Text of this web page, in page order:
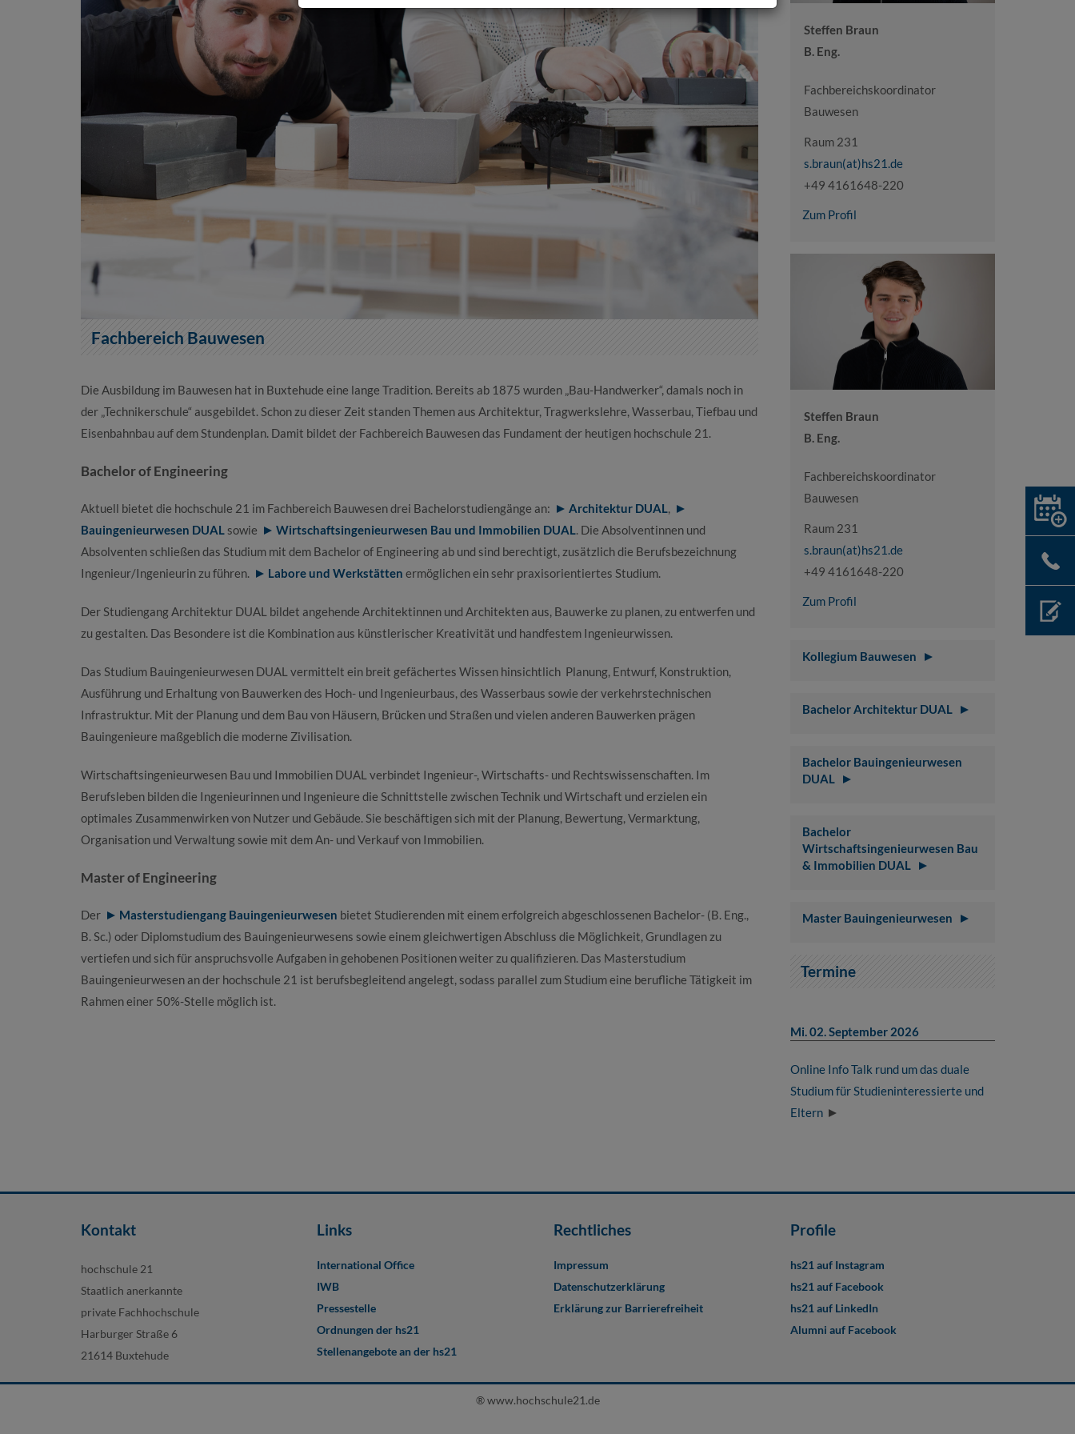
Fachbereich Bauwesen
Die Ausbildung im Bauwesen hat in Buxtehude eine lange Tradition. Bereits ab 1875 wurden „Bau-Handwerker“, damals noch in
der „Technikerschule“ ausgebildet. Schon zu dieser Zeit standen Themen aus Architektur, Tragwerkslehre, Wasserbau, Tiefbau und
Eisenbahnbau auf dem Stundenplan. Damit bildet der Fachbereich Bauwesen das Fundament der heutigen hochschule 21.
Bachelor of Engineering
Aktuell bietet die hochschule 21 im Fachbereich Bauwesen drei Bachelorstudiengänge an: Architektur DUAL,
Bauingenieurwesen DUALsowie Wirtschaftsingenieurwesen Bau und Immobilien DUAL. Die Absolventinnen und
Absolventen schließen das Studium mit dem Bachelor of Engineering ab und sind berechtigt, zusätzlich die Berufsbezeichnung
Ingenieur/Ingenieurin zu führen.
Labore und Werkstätten ermöglichen ein sehr praxisorientiertes Studium.
Der Studiengang Architektur DUAL bildet angehende Architektinnen und Architekten aus, Bauwerke zu planen, zu entwerfen und
zu gestalten. Das Besondere ist die Kombination aus künstlerischer Kreativität und handfestem Ingenieurwissen.
Das Studium Bauingenieurwesen DUAL vermittelt ein breit gefächertes Wissen hinsichtlich Planung, Entwurf, Konstruktion,
Ausführung und Erhaltung von Bauwerken des Hoch- und Ingenieurbaus, des Wasserbaus sowie der verkehrstechnischen
Infrastruktur. Mit der Planung und dem Bau von Häusern, Brücken und Straßen und vielen anderen Bauwerken prägen
Bauingenieure maßgeblich die moderne Zivilisation.
Wirtschaftsingenieurwesen Bau und Immobilien DUAL verbindet Ingenieur-, Wirtschafts- und Rechtswissenschaften. Im
Berufsleben bilden die Ingenieurinnen und Ingenieure die Schnittstelle zwischen Technik und Wirtschaft und erzielen ein
optimales Zusammenwirken von Nutzer und Gebäude. Sie beschäftigen sich mit der Planung, Bewertung, Vermarktung,
Organisation und Verwaltung sowie mit dem An- und Verkauf von Immobilien.
Master of Engineering
Der Masterstudiengang Bauingenieurwesen bietet Studierenden mit einem erfolgreich abgeschlossenen Bachelor- (B. Eng.,
B. Sc.) oder Diplomstudium des Bauingenieurwesens sowie einem gleichwertigen Abschluss die Möglichkeit, Grundlagen zu
vertiefen und sich für anspruchsvolle Aufgaben in gehobenen Positionen weiter zu qualifizieren. Das Masterstudium
Bauingenieurwesen an der hochschule 21 ist berufsbegleitend angelegt, sodass parallel zum Studium eine berufliche Tätigkeit im
Rahmen einer 50%-Stelle möglich ist.
Steffen Braun
B. Eng.
Fachbereichskoordinator
Bauwesen
Raum 231
s.braun(at)hs21.de
+49 4161648-220
Zum Profil
Steffen Braun
B. Eng.
Fachbereichskoordinator
Bauwesen
Raum 231
s.braun(at)hs21.de
+49 4161648-220
Zum Profil
Kollegium Bauwesen
Bachelor Architektur DUAL
Bachelor Bauingenieurwesen
DUAL
Bachelor
Wirtschaftsingenieurwesen Bau
& Immobilien DUAL
Master Bauingenieurwesen
Termine
Mi. 02. September 2026
Online Info Talk rund um das duale
Studium für Studieninteressierte und
Eltern
Kontakt
hochschule 21
Staatlich anerkannte
private Fachhochschule
Harburger Straße 6
21614 Buxtehude
Links
International Office
IWB
Pressestelle
Ordnungen der hs21
Stellenangebote an der hs21
Rechtliches
Impressum
Datenschutzerklärung
Erklärung zur Barrierefreiheit
Profile
hs21 auf Instagram
hs21 auf Facebook
hs21 auf LinkedIn
Alumni auf Facebook
® www.hochschule21.de